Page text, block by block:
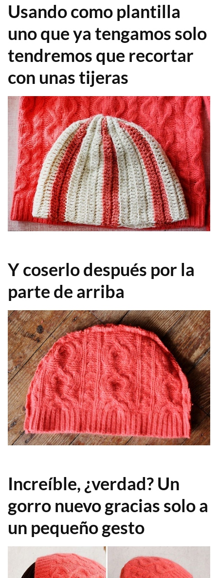
Usando como plantilla
uno que ya tengamos solo
tendremos que recortar
con unas tijeras
Y coserlo después por la
parte de arriba
Increíble, ¿verdad? Un
gorro nuevo gracias solo a
un pequeño gesto